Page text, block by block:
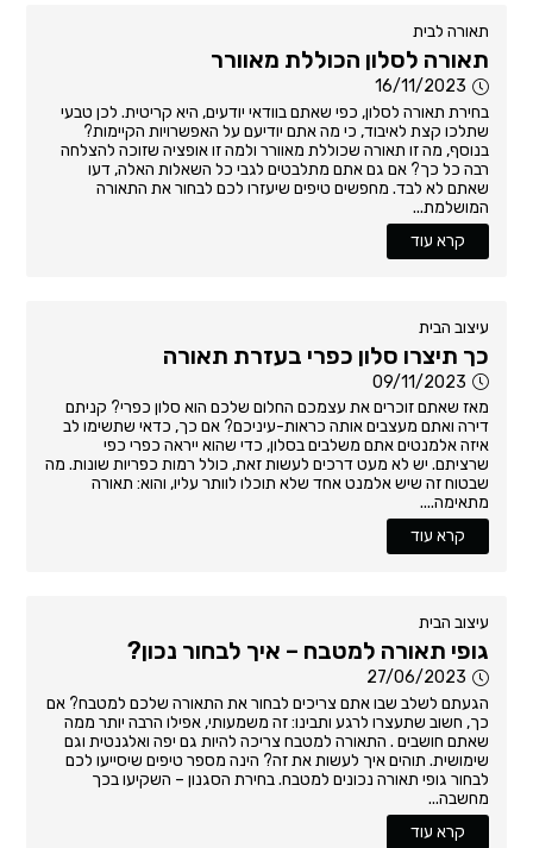
תאורה לבית
תאורה לסלון הכוללת מאוורר
16/11/2023
בחירת תאורה לסלון, כפי שאתם בוודאי יודעים, היא קריטית. לכן טבעי
שתלכו קצת לאיבוד, כי מה אתם יודיעם על האפשרויות הקיימות?
בנוסף, מה זו תאורה שכוללת מאוורר ולמה זו אופציה שזוכה להצלחה
רבה כל כך? אם גם אתם מתלבטים לגבי כל השאלות האלה, דעו
שאתם לא לבד. מחפשים טיפים שיעזרו לכם לבחור את התאורה
המושלמת...
קרא עוד
עיצוב הבית
כך תיצרו סלון כפרי בעזרת תאורה
09/11/2023
מאז שאתם זוכרים את עצמכם החלום שלכם הוא סלון כפרי? קניתם
דירה ואתם מעצבים אותה כראות-עיניכם? אם כך, כדאי שתשימו לב
איזה אלמנטים אתם משלבים בסלון, כדי שהוא ייראה כפרי כפי
שרציתם. יש לא מעט דרכים לעשות זאת, כולל רמות כפריות שונות. מה
שבטוח זה שיש אלמנט אחד שלא תוכלו לוותר עליו, והוא: תאורה
מתאימה....
קרא עוד
עיצוב הבית
גופי תאורה למטבח – איך לבחור נכון?
27/06/2023
הגעתם לשלב שבו אתם צריכים לבחור את התאורה שלכם למטבח? אם
כך, חשוב שתעצרו לרגע ותבינו: זה משמעותי, אפילו הרבה יותר ממה
שאתם חושבים . התאורה למטבח צריכה להיות גם יפה ואלגנטית וגם
שימושית. תוהים איך לעשות את זה? הינה מספר טיפים שיסייעו לכם
לבחור גופי תאורה נכונים למטבח. בחירת הסגנון – השקיעו בכך
מחשבה...
קרא עוד